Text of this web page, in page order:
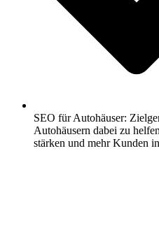
SEO für Autohäuser:
Autohäusern dabei zu
stärken und mehr Kunden